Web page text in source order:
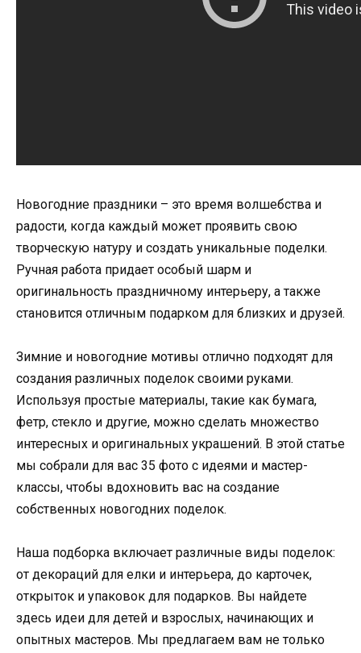
Новогодние праздники – это время волшебства и
радости, когда каждый может проявить свою
творческую натуру и создать уникальные поделки.
Ручная работа придает особый шарм и
оригинальность праздничному интерьеру, а также
становится отличным подарком для близких и друзей.
Зимние и новогодние мотивы отлично подходят для
создания различных поделок своими руками.
Используя простые материалы, такие как бумага,
фетр, стекло и другие, можно сделать множество
интересных и оригинальных украшений. В этой статье
мы собрали для вас 35 фото с идеями и мастер-
классы, чтобы вдохновить вас на создание
собственных новогодних поделок.
Наша подборка включает различные виды поделок:
от декораций для елки и интерьера, до карточек,
открыток и упаковок для подарков. Вы найдете
здесь идеи для детей и взрослых, начинающих и
опытных мастеров. Мы предлагаем вам не только